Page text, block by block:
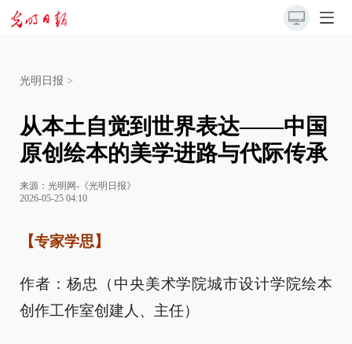
光明日报 >
从本土自觉到世界表达——中国
原创绘本的美学进路与代际传承
来源： 光明网-《光明日报》
2026-05-25 04:10
【专家学思】
作者：杨忠（中央美术学院城市设计学院绘本
创作工作室创建人、主任）